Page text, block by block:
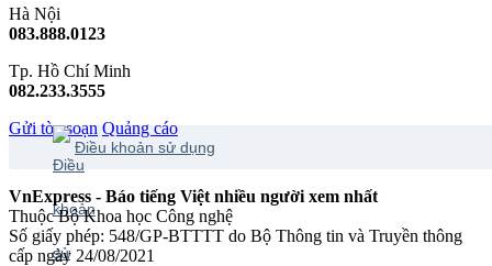
Hà Nội
083.888.0123
Tp. Hồ Chí Minh
082.233.3555
Gửi tòa soạn Quảng cáo
Điều khoản sử dụng
VnExpress - Báo tiếng Việt nhiều người xem nhất
Thuộc Bộ Khoa học Công nghệ
Số giấy phép: 548/GP-BTTTT do Bộ Thông tin và Truyền thông
cấp ngày 24/08/2021